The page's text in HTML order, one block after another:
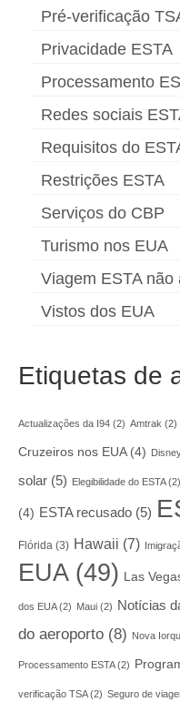
Pré-verificação
Privacidade ESTA
Processamento
Redes sociais
Requisitos do
Restrições ESTA
Serviços do CBP
Turismo nos EUA
Viagem ESTA não
Vistos dos EUA
Etiquetas de
Actualizações da I94 (2) Amtrak (2)
Cruzeiros nos EUA(4)
solar (5) Elegibilidade do ESTA(2)
(4) ESTA recusado (5)
Flórida (3) Hawaii (7)
EUA(49) Las
dos EUA(2) Maui (2) Notícias
do aeroporto (8) Nova
Processamento ESTA(2)
verificação TSA(2) Seguro de